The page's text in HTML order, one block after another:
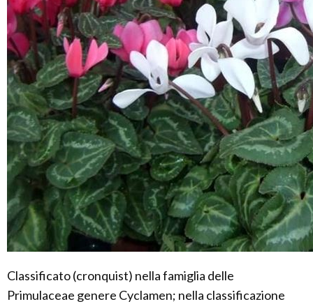
Classificato (cronquist) nella famiglia delle
Primulaceae genere Cyclamen; nella classificazione